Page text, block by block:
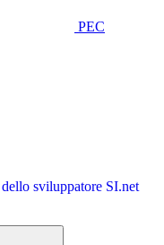
PEC
SI.net